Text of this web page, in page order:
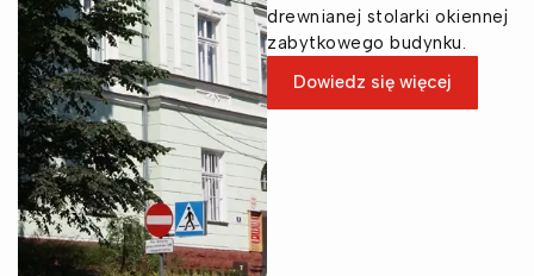
drewnianej stolarki okiennej
zabytkowego budynku.
Dowiedz się więcej